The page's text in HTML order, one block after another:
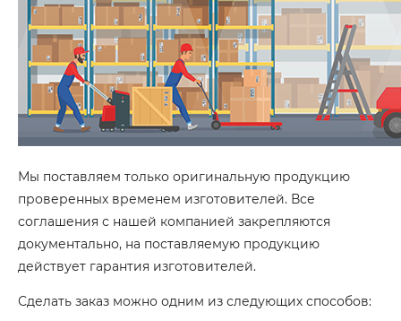
Мы поставляем только оригинальную продукцию
проверенных временем изготовителей. Все
соглашения с нашей компанией закрепляются
документально, на поставляемую продукцию
действует гарантия изготовителей.
Сделать заказ можно одним из следующих способов: